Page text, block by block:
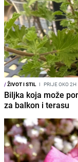
/ŽIVOT I STIL I PRIJE OKO 2H
Biljka koja može
za balkon i terasu